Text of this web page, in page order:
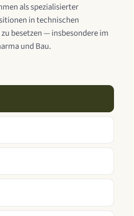
als spezialisierter
in technischen
besetzen — insbesondere im
und Bau.